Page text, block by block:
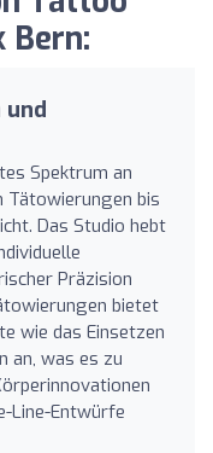
Bern:
Spektrum an
Tätowierungen bis
Das Studio hebt
Präzision
bietet
wie das Einsetzen
an, was es zu
Line-Entwürfe